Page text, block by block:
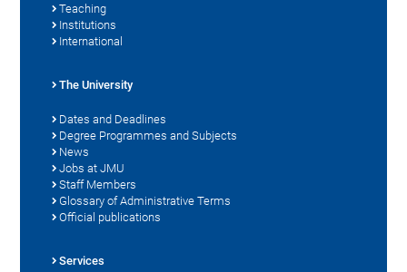
Teaching
Institutions
International
The University
Dates and Deadlines
Degree Programmes and Subjects
News
Jobs at JMU
Staff Members
Glossary of Administrative Terms
Official publications
Services